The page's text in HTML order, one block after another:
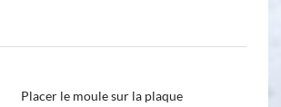
Placer le moule sur la plaque